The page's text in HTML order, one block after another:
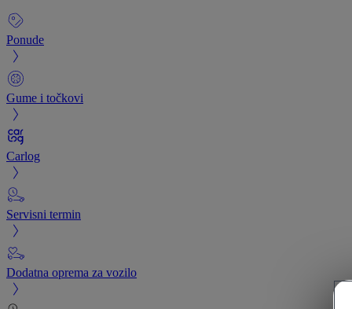
Ponude
Gume i točkovi
Carlog
Servisni termin
Dodatna oprema za vozilo